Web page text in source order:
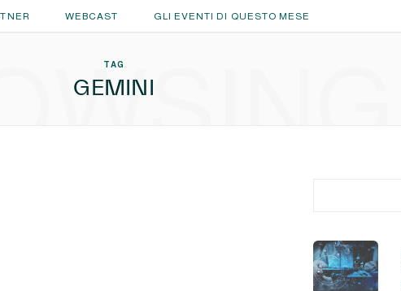
WEBCAST GLI EVENTI DI QUESTO MESE
TAG
GEMINI